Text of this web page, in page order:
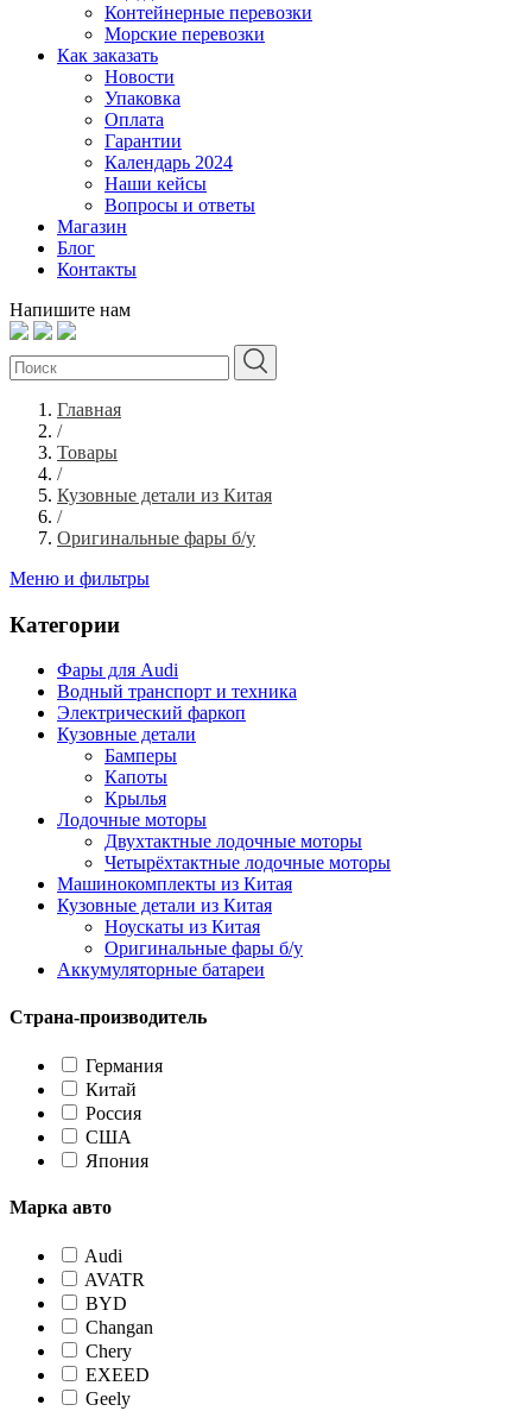
Контейнерные перевозки
Морские перевозки
Как заказать
Новости
Упаковка
Оплата
Гарантии
Календарь 2024
Наши кейсы
Вопросы и ответы
Магазин
Блог
Контакты
Напишите нам
Главная
/
Товары
/
Кузовные детали из Китая
/
Оригинальные фары б/у
Меню и фильтры
Категории
Фары для Audi
Водный транспорт и техника
Электрический фаркоп
Кузовные детали
Бамперы
Капоты
Крылья
Лодочные моторы
Двухтактные лодочные моторы
Четырёхтактные лодочные моторы
Машинокомплекты из Китая
Кузовные детали из Китая
Ноускаты из Китая
Оригинальные фары б/у
Аккумуляторные батареи
Страна-производитель
Германия
Китай
Россия
США
Япония
Марка авто
Audi
AVATR
BYD
Changan
Chery
EXEED
Geely